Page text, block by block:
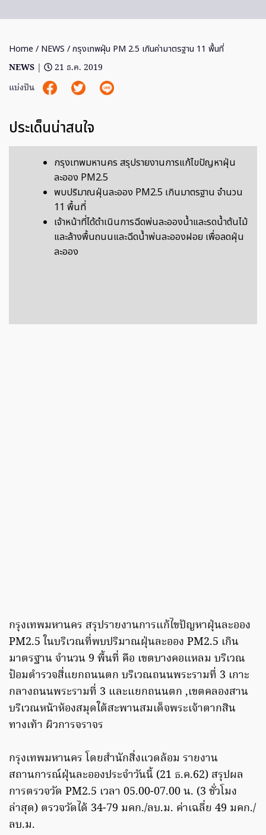
Home / NEWS / กรุงเทพฝุ่น PM 2.5 เกินค่ามาตรฐาน 11 พื้นที่
NEWS |
21 ธ.ค. 2019
แบ่งปัน
ประเด็นน่าสนใจ
กรุงเทพมหานคร สรุปรายงานการแก้ไขปัญหาฝุ่น
ละออง PM2.5
พบปริมาณฝุ่นละออง PM2.5 เกินมาตรฐาน จำนวน
11 พื้นที่
เจ้าหน้าที่ได้ดำเนินการฉีดพ่นละอองน้ำและรดน้ำต้นไม้
และล้างพื้นถนนและฉีดน้ำพ่นละอองฝอย เพื่อลดฝุ่น
ละออง
กรุงเทพมหานคร สรุปรายงานการแก้ไขปัญหาฝุ่นละออง
PM2.5 ในบริเวณที่พบปริมาณฝุ่นละออง PM2.5 เกิน
มาตรฐาน จำนวน 9 พื้นที่ คือ เขตบางคอแหลม บริเวณ
ป้อมตำรวจสี่แยกถนนตก บริเวณถนนพระรามที่ 3 เกาะ
กลางถนนพระรามที่ 3 และแยกถนนตก ,เขตคลองสาน
บริเวณหน้าห้องสมุดใต้สะพานสมเด็จพระเจ้าตากสิน
ทางเท้า ผิวการจราจร
กรุงเทพมหานคร โดยสำนักสิ่งแวดล้อม รายงาน
สถานการณ์ฝุ่นละอองประจำวันนี้ (21 ธ.ค.62) สรุปผล
การตรวจวัด PM2.5 เวลา 05.00-07.00 น. (3 ชั่วโมง
ล่าสุด) ตรวจวัดได้ 34-79 มคก./ลบ.ม. ค่าเฉลี่ย 49 มคก./
ลบ.ม.